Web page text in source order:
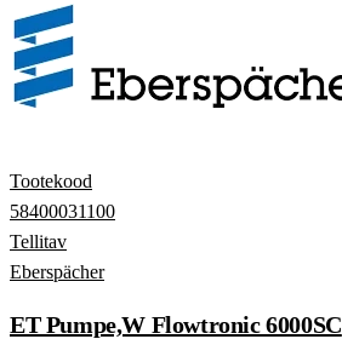
Tootekood
58400031100
Tellitav
Eberspächer
ET Pumpe,W Flowtronic 6000SC